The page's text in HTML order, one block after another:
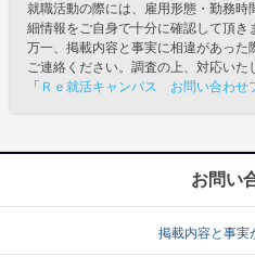
就職活動の際には、雇用形態・勤務
細情報をご自身で十分に確認して頂き
万一、掲載内容と事実に相違があった
ご連絡ください。調査の上、対応いた
「 Ｒｅ就活キャンパス お問い合わせ
お問い
掲載内容と事実